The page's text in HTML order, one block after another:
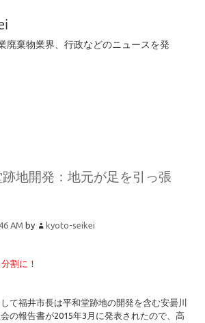
廃棄物業界、行政などのニュースを発
地開発：地元が足を引っ張
AM by kyoto-seikei
割に！
て福井市長は平和堂跡地の開発を含む安曇川
の報告書が2015年3月に発表されたので、高